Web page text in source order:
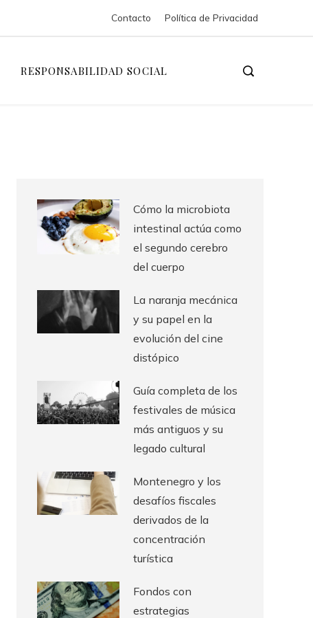
Contacto Política de Privacidad
RESPONSABILIDAD SOCIAL
Cómo la microbiota
intestinal actúa como
el segundo cerebro
del cuerpo
La naranja mecánica
y su papel en la
evolución del cine
distópico
Guía completa de los
festivales de música
más antiguos y su
legado cultural
Montenegro y los
desafíos fiscales
derivados de la
concentración
turística
Fondos con
estrategias